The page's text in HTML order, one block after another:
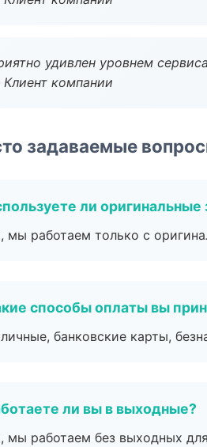
удивлен уровнем
компании
задаваемые
ли оригинальные
мы работаем только с
способы оплаты вы
банковские карты,
ли вы в выходные?
мы работаем без выходных